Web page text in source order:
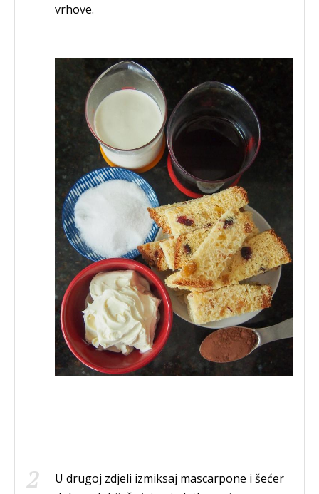
vrhove.
U drugoj zdjeli izmiksaj mascarpone i šećer